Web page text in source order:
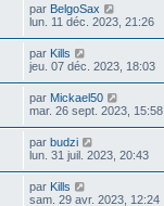
par BelgoSax
lun. 11 déc. 2023, 21:26
par Kills
jeu. 07 déc. 2023, 18:03
par Mickael50
mar. 26 sept. 2023, 15:58
par budzi
lun. 31 juil. 2023, 20:43
par Kills
sam. 29 avr. 2023, 12:24